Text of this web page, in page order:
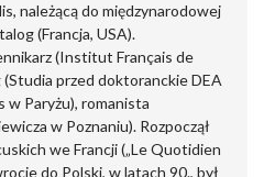
należącą do międzynarodowej
(Francja, USA).
(Institut Français de
przed doktoranckie DEA
Paryżu), romanista
w Poznaniu). Rozpoczął
we Francji („Le Quotidien
do Polski, w latach 90., był